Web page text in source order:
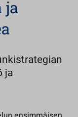
ja
ja